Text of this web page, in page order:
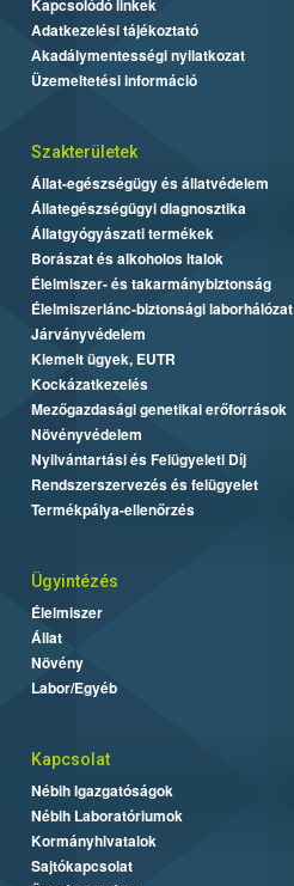
Kapcsolódó linkek
Adatkezelési tájékoztató
Akadálymentességi nyilatkozat
Üzemeltetési információ
Szakterületek
Állat-egészségügy és állatvédelem
Állategészségügyi diagnosztika
Állatgyógyászati termékek
Borászat és alkoholos italok
Élelmiszer- és takarmánybiztonság
Élelmiszerlánc-biztonsági laborhálózat
Járványvédelem
Kiemelt ügyek, EUTR
Kockázatkezelés
Mezőgazdasági genetikai erőforrások
Növényvédelem
Nyilvántartási és Felügyeleti Díj
Rendszerszervezés és felügyelet
Termékpálya-ellenőrzés
Ügyintézés
Élelmiszer
Állat
Növény
Labor/Egyéb
Kapcsolat
Nébih Igazgatóságok
Nébih Laboratóriumok
Kormányhivatalok
Sajtókapcsolat